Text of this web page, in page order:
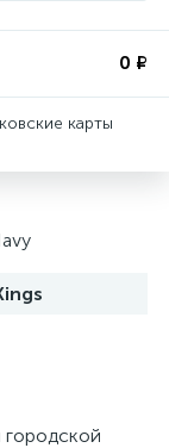
0 ₽
карты
городской